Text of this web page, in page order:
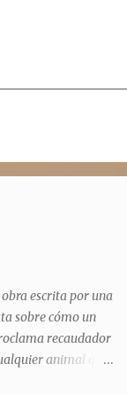
escrita por una
sobre cómo un
recaudador
animal que